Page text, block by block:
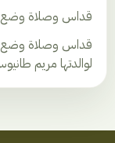
قداس وصلاة وضع
قداس وصلاة وضع
لوالدتها مريم